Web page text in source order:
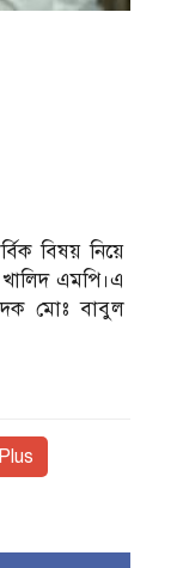
বিষয় নিয়ে
খালিদ এমপি।এ
মোঃ বাবুল